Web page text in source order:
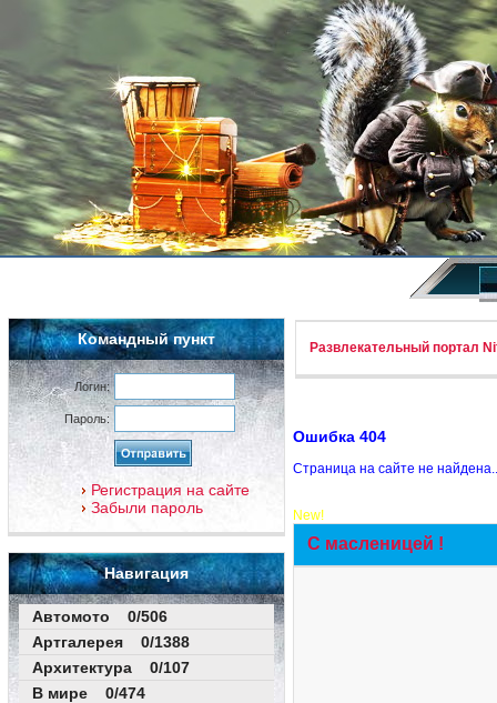
Командный пункт
Логин:
Пароль:
Регистрация на сайте
Забыли пароль
Навигация
Автомото 0/506
Артгалерея 0/1388
Архитектура 0/107
В мире 0/474
Развлекательный портал
Ошибка 404
Страница на сайте не
New!
С масленицей !